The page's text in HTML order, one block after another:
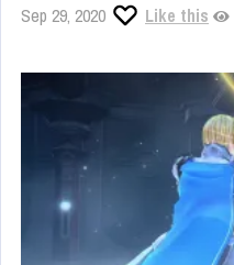
Sep 29, 2020 Like this